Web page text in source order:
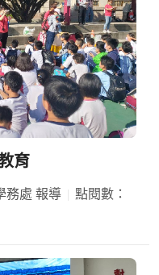
育
務處 報導
點閱數：